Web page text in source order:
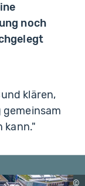
noch
klären,
kann."